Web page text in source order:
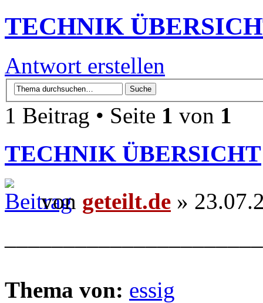
TECHNIK
Antwort erstellen
1 Beitrag • Seite 1 von 1
TECHNIK ÜBERSICHT
von geteilt.de »
Thema von: essig